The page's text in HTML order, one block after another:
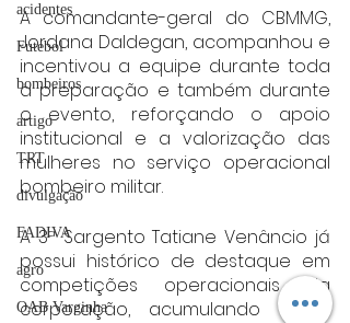
acidentes
Futebol
bombeiros
artigo
TRT
divulgação
FADIVA
agro
OAB Varginha
A comandante-geral do CBMMG,
Jordana Daldegan, acompanhou e
incentivou a equipe durante toda
a preparação e também durante
o evento, reforçando o apoio
institucional e a valorização das
mulheres no serviço operacional
bombeiro militar.
A 3ª Sargento Tatiane Venâncio já
possui histórico de destaque em
competições operacionais da
corporação, acumulando títulos